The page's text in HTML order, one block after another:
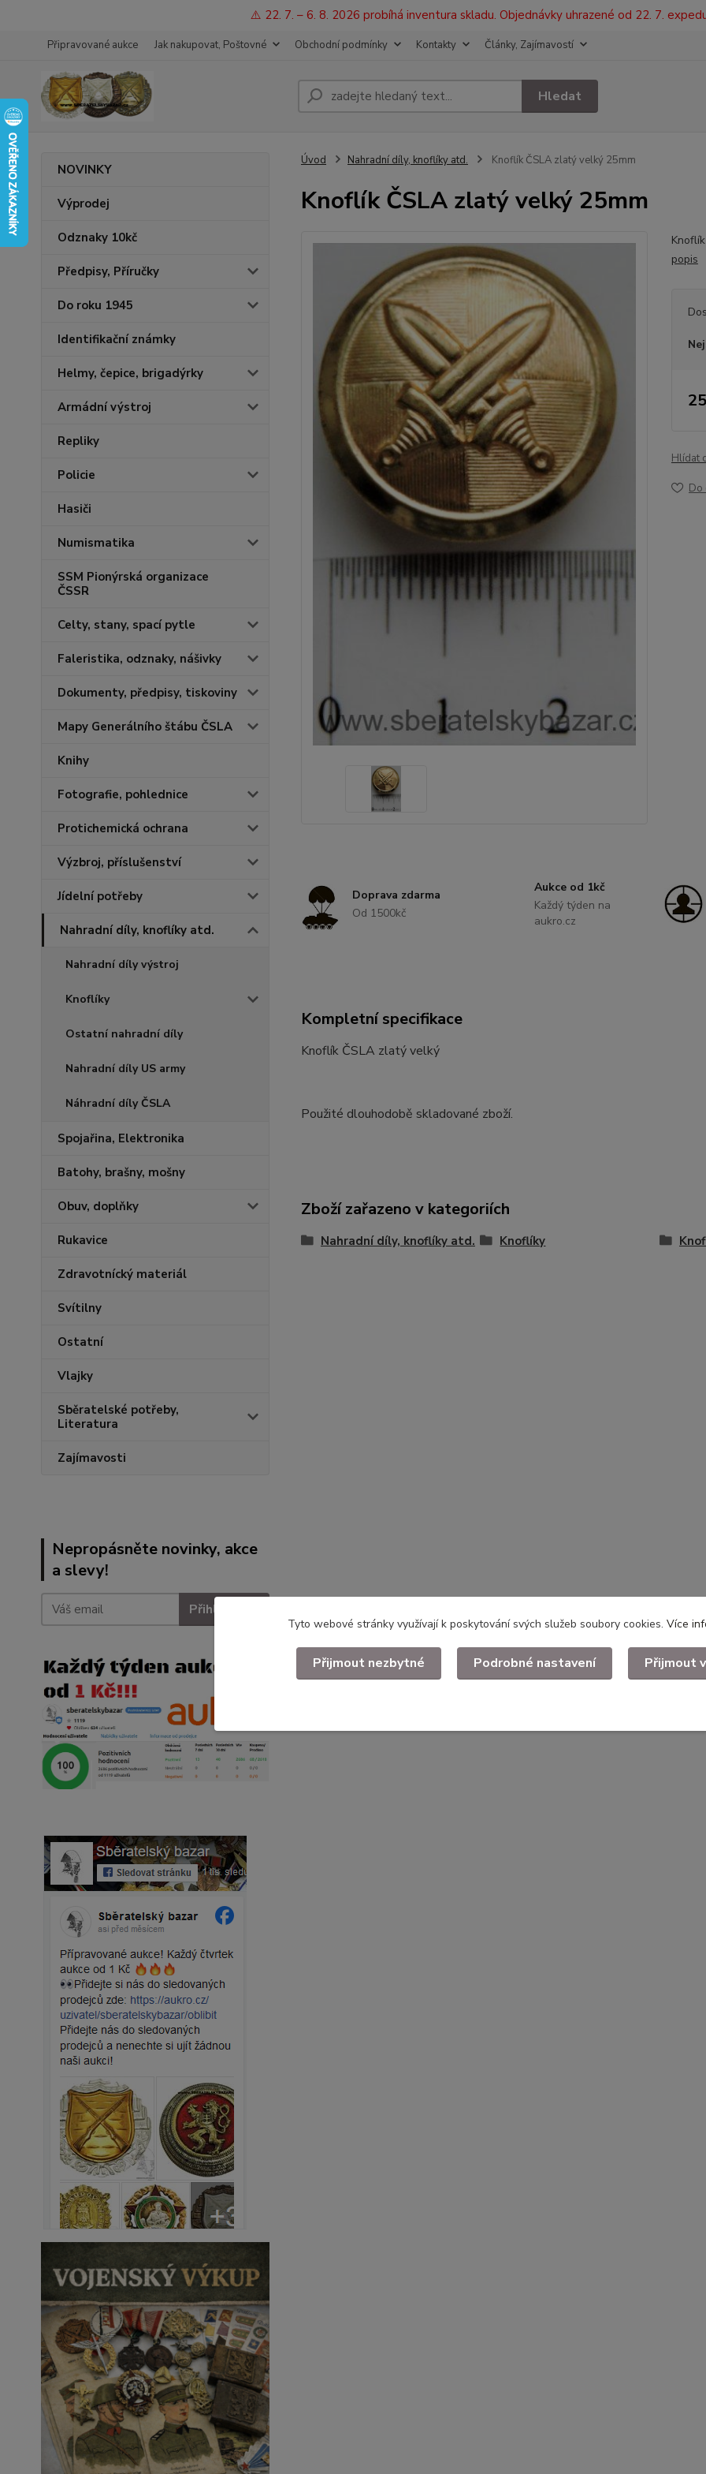
⚠️ 22. 7. – 6. 8. 2026 probíhá inventura skladu. Objednávky uhrazené od 22. 7.
Připravované aukce Jak nakupovat, Poštovné Obchodní podmínky Kontakty Články, Zajímavostí
Hledat
NOVINKY
Výprodej
Odznaky 10kč
Předpisy, Příručky
Do roku 1945
Identifikační známky
Helmy, čepice, brigadýrky
Armádní výstroj
Repliky
Policie
Hasiči
Numismatika
SSM Pionýrská organizace
ČSSR
Celty, stany, spací pytle
Faleristika, odznaky, nášivky
Dokumenty, předpisy, tiskoviny
Mapy Generálního štábu ČSLA
Knihy
Fotografie, pohlednice
Protichemická ochrana
Výzbroj, příslušenství
Jídelní potřeby
Nahradní díly, knoflíky atd.
Nahradní díly výstroj
Knoflíky
Ostatní nahradní díly
Nahradní díly US army
Náhradní díly ČSLA
Spojařina, Elektronika
Batohy, brašny, mošny
Obuv, doplňky
Rukavice
Zdravotnícký materiál
Svítilny
Ostatní
Vlajky
Sběratelské potřeby,
Literatura
Zajímavosti
Nepropásněte novinky, akce
a slevy!
Přihlásit se
Úvod Nahradní díly, knoflíky atd. Knoflík ČSLA zlatý velký 25mm
Knoflík ČSLA zlatý velký 25mm
popis
Hlídat
Do
Doprava zdarma
Od 1500kč
Aukce od 1kč
Každý týden na
aukro.cz
Kompletní specifikace
Knoflík ČSLA zlatý velký
Použité dlouhodobě skladované zboží.
Zboží zařazeno v kategoriích
Nahradní díly, knoflíky atd. Knoflíky
Tyto webové stránky využívají k poskytování svých služeb soubory cookies. Více
Přijmout nezbytné Podrobné nastavení Přijmout